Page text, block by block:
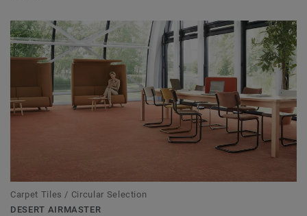
Carpet Tiles / Circular Selection
DESERT AIRMASTER